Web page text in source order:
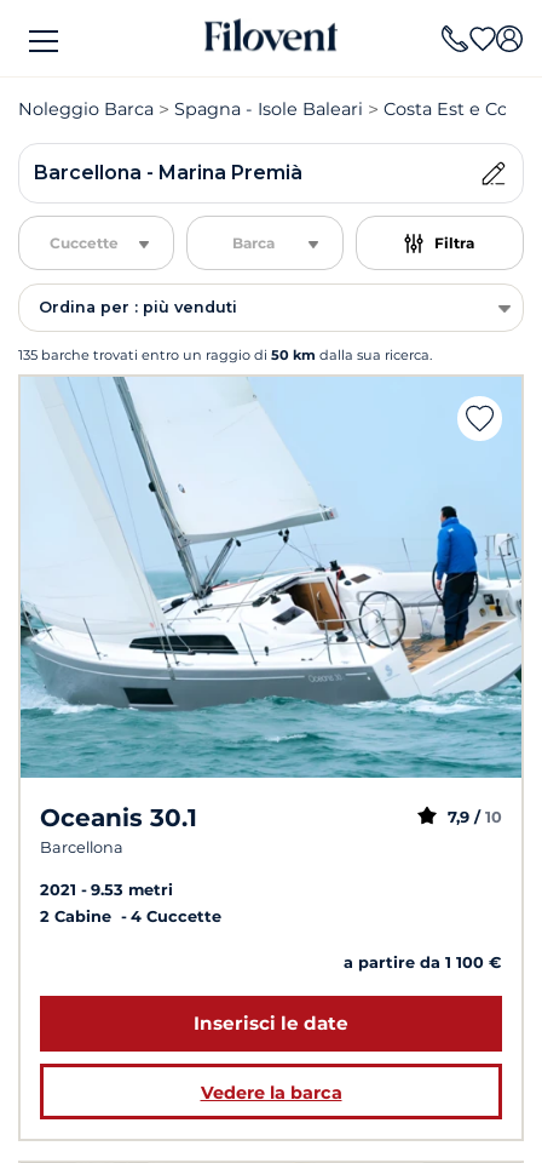
Noleggio Barca Spagna - Isole Baleari Costa Est e Costa
Barcellona - Marina Premià
Cuccette Barca Filtra
Ordina per : più venduti
135 barche trovati entro un raggio di 50 km dalla sua ricerca.
Oceanis 30.1
Barcellona
7,9 / 10
2021
9.53 metri
2 Cabine
4 Cuccette
a partire da 1 100 €
Inserisci le date
Vedere la barca